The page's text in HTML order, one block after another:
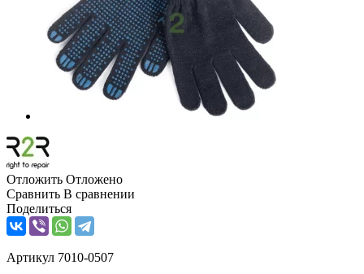
Отложить Отложено
Сравнить В сравнении
Поделиться
Артикул 7010-0507